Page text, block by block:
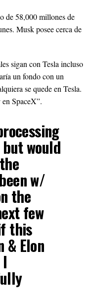
de 58,000 millones de
Musk posee cerca de
sigan con Tesla incluso
un fondo con un
se quede en Tesla.
SpaceX”.
would
w/
the
few
this
& Elon